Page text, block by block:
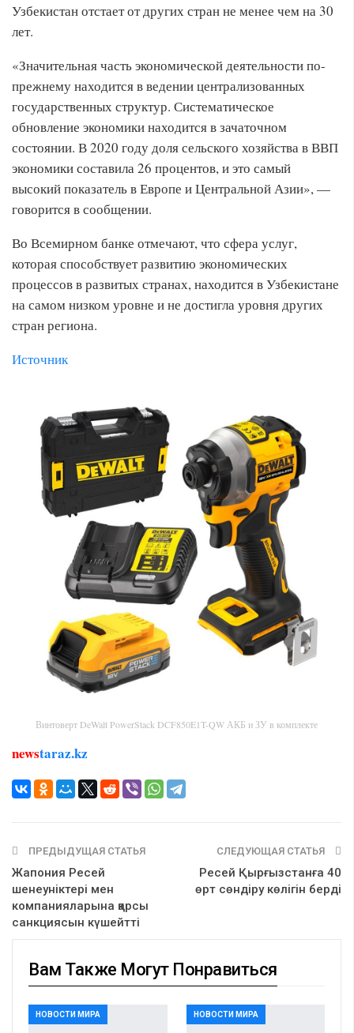
Узбекистан отстает от других стран не менее чем на 30
лет.
«Значительная часть экономической деятельности по-
прежнему находится в ведении централизованных
государственных структур. Систематическое
обновление экономики находится в зачаточном
состоянии. В 2020 году доля сельского хозяйства в ВВП
экономики составила 26 процентов, и это самый
высокий показатель в Европе и Центральной Азии», —
говорится в сообщении.
Во Всемирном банке отмечают, что сфера услуг,
которая способствует развитию экономических
процессов в развитых странах, находится в Узбекистане
на самом низком уровне и не достигла уровня других
стран региона.
Источник
Винтоверт DeWalt PowerStack DCF850E1T-QW АКБ и ЗУ в комплекте
newstaraz.kz
ПРЕДЫДУЩАЯ СТАТЬЯ
Жапония Ресей
шенеуніктері мен
компанияларына қарсы
санкциясын күшейтті
СЛЕДУЮЩАЯ СТАТЬЯ
Ресей Қырғызстанға 40
өрт сөндіру көлігін берді
Вам Также Могут Понравиться
НОВОСТИ МИРА НОВОСТИ МИРА